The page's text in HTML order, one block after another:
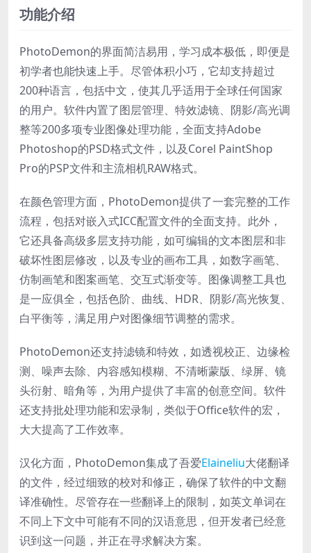
功能介绍
PhotoDemon的界面简洁易用，学习成本极低，即便是
初学者也能快速上手。尽管体积小巧，它却支持超过
200种语言，包括中文，使其几乎适用于全球任何国家
的用户。软件内置了图层管理、特效滤镜、阴影/高光调
整等200多项专业图像处理功能，全面支持Adobe
Photoshop的PSD格式文件，以及Corel PaintShop
Pro的PSP文件和主流相机RAW格式。
在颜色管理方面，PhotoDemon提供了一套完整的工作
流程，包括对嵌入式ICC配置文件的全面支持。此外，
它还具备高级多层支持功能，如可编辑的文本图层和非
破坏性图层修改，以及专业的画布工具，如数字画笔、
仿制画笔和图案画笔、交互式渐变等。图像调整工具也
是一应俱全，包括色阶、曲线、HDR、阴影/高光恢复、
白平衡等，满足用户对图像细节调整的需求。
PhotoDemon还支持滤镜和特效，如透视校正、边缘检
测、噪声去除、内容感知模糊、不清晰蒙版、绿屏、镜
头衍射、暗角等，为用户提供了丰富的创意空间。软件
还支持批处理功能和宏录制，类似于Office软件的宏，
大大提高了工作效率。
汉化方面，PhotoDemon集成了吾爱Elaineliu大佬翻译
的文件，经过细致的校对和修正，确保了软件的中文翻
译准确性。尽管存在一些翻译上的限制，如英文单词在
不同上下文中可能有不同的汉语意思，但开发者已经意
识到这一问题，并正在寻求解决方案。